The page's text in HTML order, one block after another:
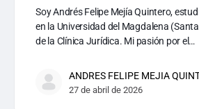
Soy Andrés Felipe Mejía Quintero,
en la Universidad del Magdalena
de la Clínica Jurídica. Mi pasión por el…
ANDRES FELIPE MEJIA
27 de abril de 2026